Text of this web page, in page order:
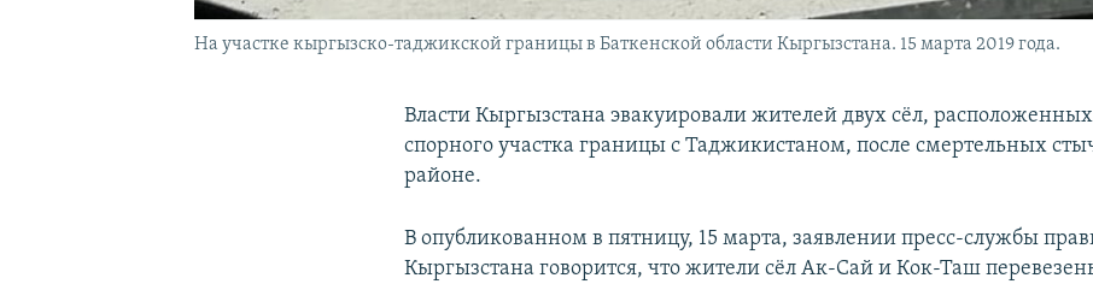
На участке кыргызско-таджикской границы в Баткенской области Кыргызстана. 15 марта 2019 года.
Власти Кыргызстана эвакуировали жителей двух сёл,
спорного участка границы с Таджикистаном, после смертельных
районе.
В опубликованном в пятницу, 15 марта, заявлении пресс-службы
Кыргызстана говорится, что жители сёл Ак-Сай и Кок-Таш